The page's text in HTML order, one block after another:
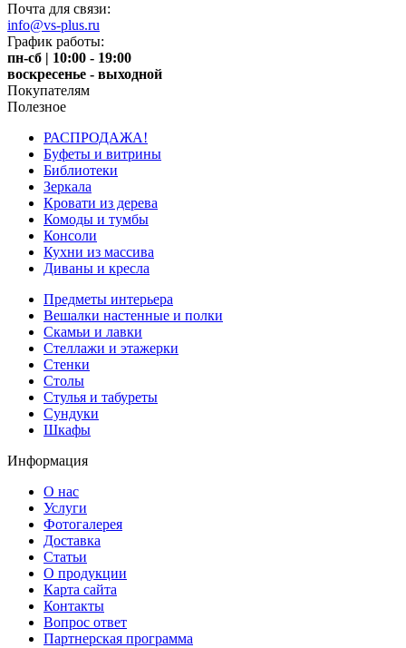
Почта для связи:
info@vs-plus.ru
График работы:
пн-сб | 10:00 - 19:00
воскресенье - выходной
Покупателям
Полезное
РАСПРОДАЖА!
Буфеты и витрины
Библиотеки
Зеркала
Кровати из дерева
Комоды и тумбы
Консоли
Кухни из массива
Диваны и кресла
Предметы интерьера
Вешалки настенные и полки
Скамьи и лавки
Стеллажи и этажерки
Стенки
Столы
Стулья и табуреты
Сундуки
Шкафы
Информация
О нас
Услуги
Фотогалерея
Доставка
Статьи
О продукции
Карта сайта
Контакты
Вопрос ответ
Партнерская программа